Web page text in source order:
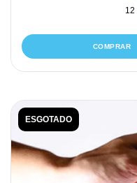
12
COMPRAR
ESGOTADO